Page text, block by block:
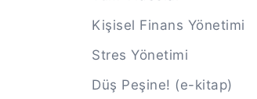
Kişisel Finans Yönetimi
Stres Yönetimi
Düş Peşine! (e-kitap)